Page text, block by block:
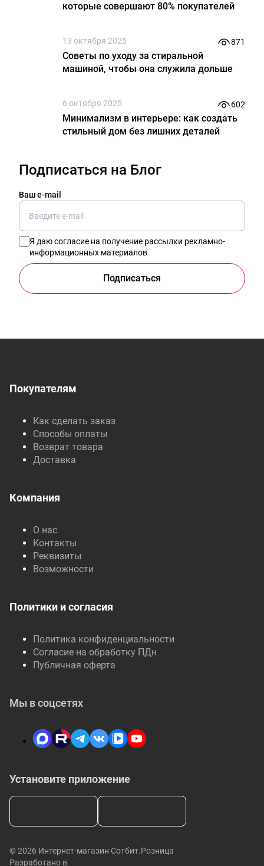
которые совершают 80% покупателей
13 октября 2025 871
Советы по уходу за стиральной
машиной, чтобы она служила дольше
6 октября 2025 602
Минимализм в интерьере: как создать
стильный дом без лишних деталей
Подписаться на Блог
Ваш e-mail
Я даюсогласие на получение рассылки рекламно-
информационных материалов
Подписаться
Покупателям
Как сделать заказ
Способы оплаты
Возврат товара
Доставка
Компания
О нас
Контакты
Реквизиты
Возможности
Политики и согласия
Политика конфиденциальности
Согласие на обработку ПДн
Публичная оферта
Установите приложение
Мы в соцсетях
© 2026 Интернет-магазин Сотбит.Розница
Разработано в